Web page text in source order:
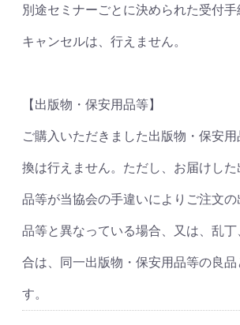
別途セミナーごとに決められた受付
キャンセルは、行えません。
【出版物・保安用品等】
ご購入いただきました出版物・保安
換は行えません。ただし、お届けした
品等が当協会の手違いによりご注文の
品等と異なっている場合、又は、乱
合は、同一出版物・保安用品等の良品
す。